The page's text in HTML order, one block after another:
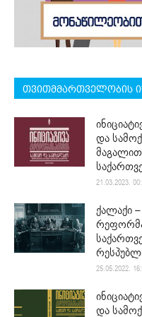
თვითმმართველობის
და
21.03.2023.
ქალაქი
25.05.2022.
და